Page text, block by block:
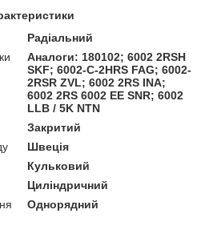
Радіальний
Аналоги: 180102; 6002 2RSH
SKF; 6002-C-2HRS FAG; 6002-
2RSR ZVL; 6002 2RS INA;
6002 2RS 6002 EE SNR; 6002
LLB / 5K NTN
Закритий
Швеція
Кульковий
Циліндричний
Однорядний